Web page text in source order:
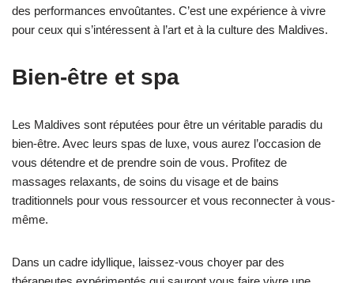
des performances envoûtantes. C’est une expérience à vivre
pour ceux qui s’intéressent à l’art et à la culture des Maldives.
Bien-être et spa
Les Maldives sont réputées pour être un véritable paradis du
bien-être. Avec leurs spas de luxe, vous aurez l’occasion de
vous détendre et de prendre soin de vous. Profitez de
massages relaxants, de soins du visage et de bains
traditionnels pour vous ressourcer et vous reconnecter à vous-
même.
Dans un cadre idyllique, laissez-vous choyer par des